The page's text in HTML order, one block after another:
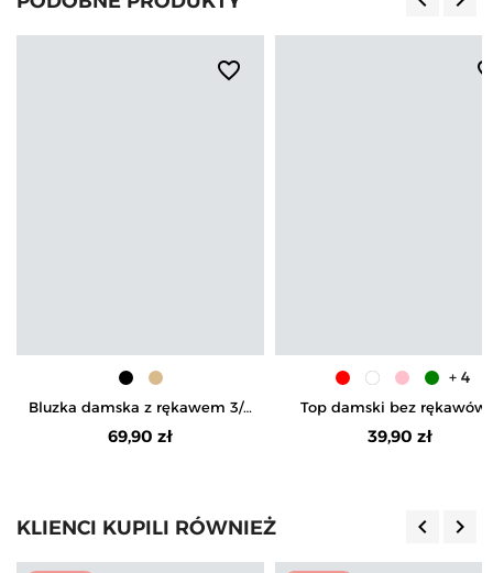
favorite_border
Bluzka damska z rękawem 3/4
błyszcząca
69,90 zł
Top damski bez rękawów
koronkowym39,90 zł
+ 4
KLIENCI KUPILI RÓWNIEŻ keyboard_arrow_left keyboard_arrow_right